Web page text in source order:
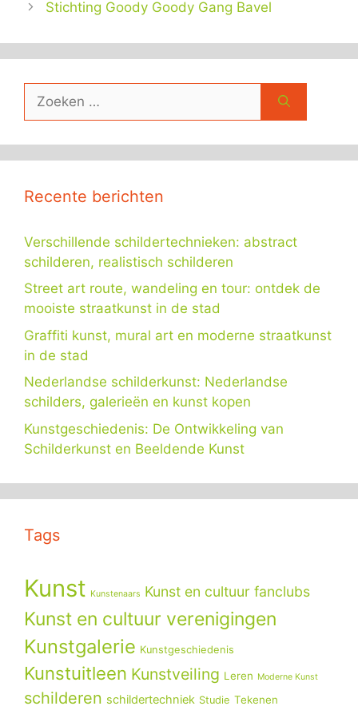
Stichting Goody Goody Gang Bavel
naar:
Recente berichten
Verschillende schildertechnieken: abstract
schilderen, realistisch schilderen
Street art route, wandeling en tour: ontdek de
mooiste straatkunst in de stad
Graffiti kunst, mural art en moderne straatkunst
in de stad
Nederlandse schilderkunst: Nederlandse
schilders, galerieën en kunst kopen
Kunstgeschiedenis: De Ontwikkeling van
Schilderkunst en Beeldende Kunst
Tags
Kunst Kunstenaars Kunst en cultuur fanclubs
Kunst en cultuur verenigingen
Kunstgalerie Kunstgeschiedenis
Kunstuitleen Kunstveiling Leren Moderne Kunst
schilderen schildertechniek Studie Tekenen